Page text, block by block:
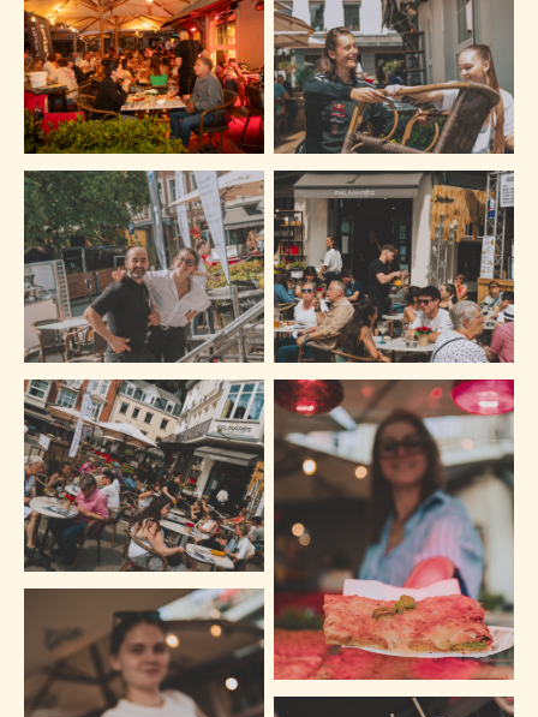
Foto vergroten Foto vergroten
Foto vergroten Foto vergroten
Foto vergroten
Foto vergroten